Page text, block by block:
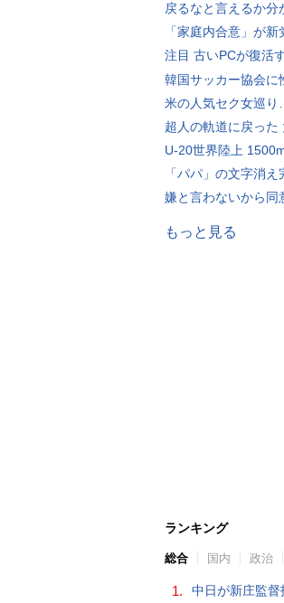
戻るなと言えるか分
「家庭内合意」が
注目 古いPCが復活
韓国サッカー協会に
米の人気セク女巡
超人の軌道に戻った
U-20世界陸上
「パパ」の文字消え
嫌と言わないから
もっと見る
ランキング
総合 国内 政治
1. 中日が新庄監